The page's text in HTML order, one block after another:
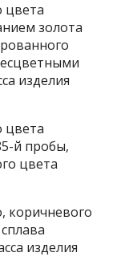
цвета
золота
изделия
цвета
й пробы,
цвета
коричневого
изделия